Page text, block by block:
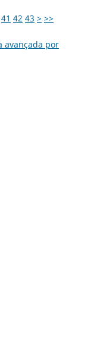
41 42 43 > >>
avançada por